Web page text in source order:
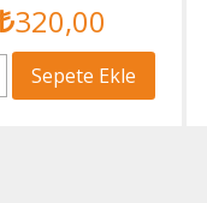
320,00
Sepete Ekle